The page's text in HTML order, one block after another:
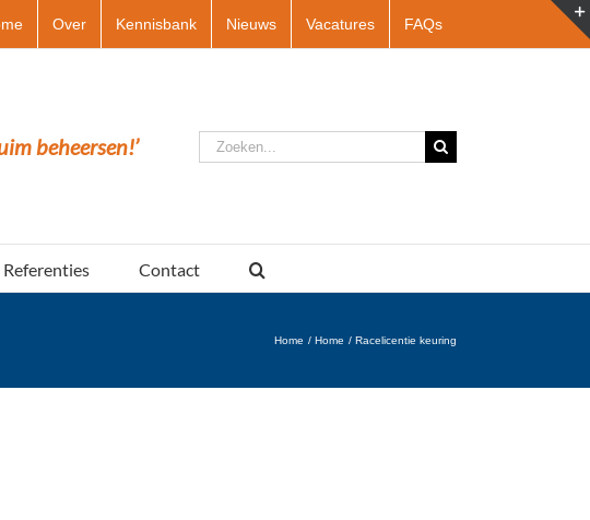
Over Kennisbank Nieuws Vacatures FAQs
beheersen!’
Zoeken
naar:
Referenties Contact
Home Home Racelicentie keuring